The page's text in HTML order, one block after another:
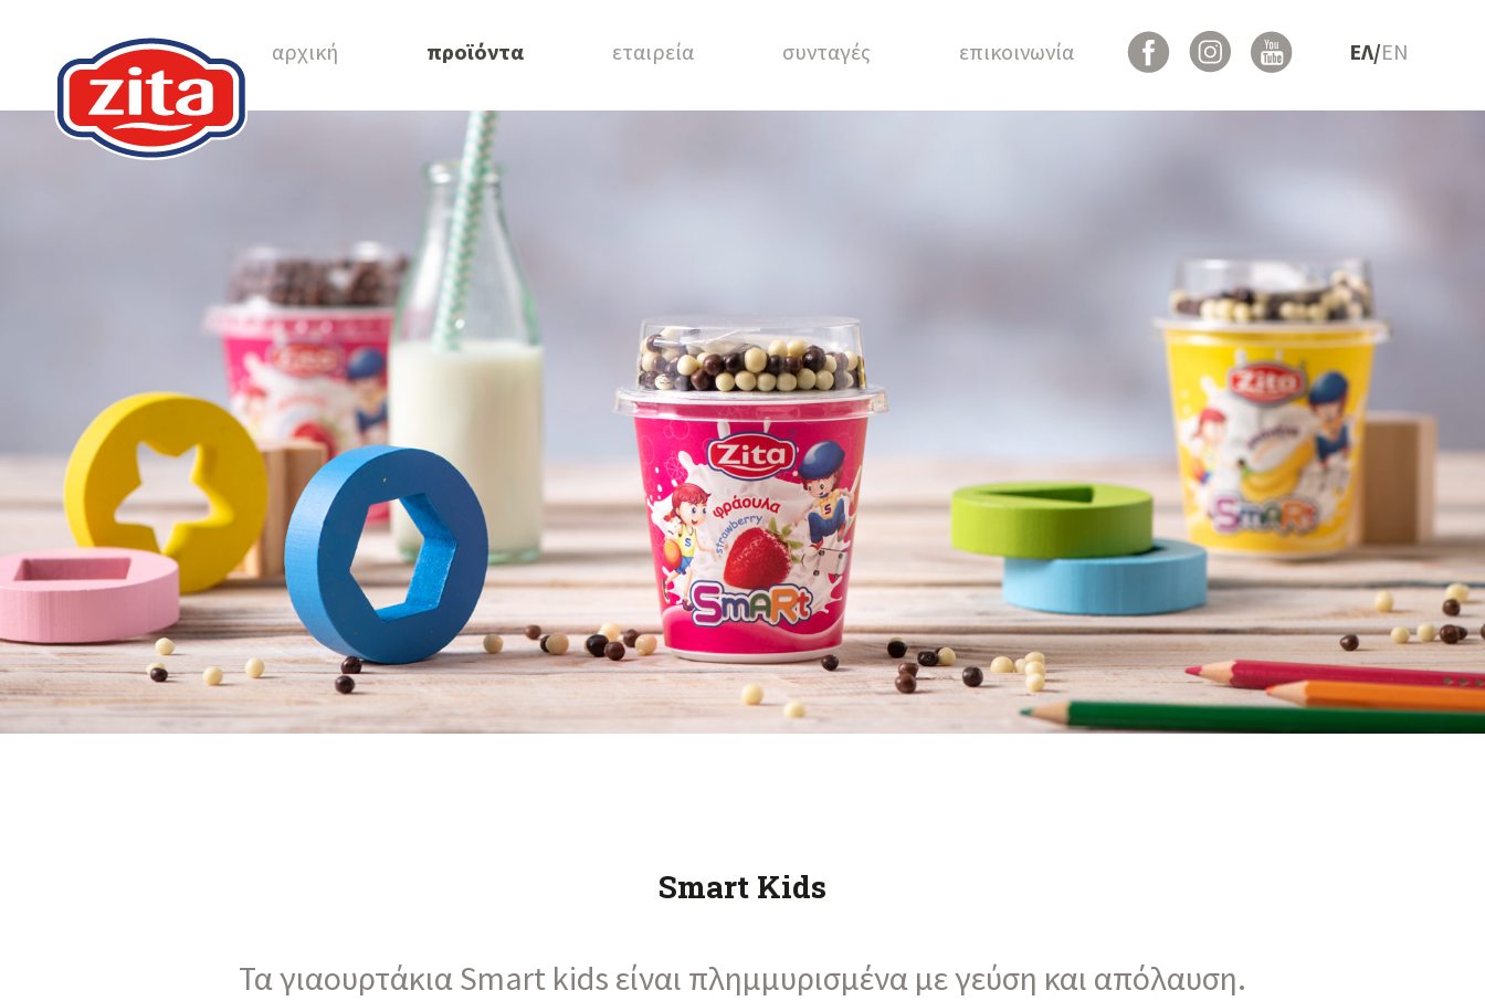
αρχική προϊόντα εταιρεία συνταγές επικοινωνία ΕΛ/EN
Smart Kids
Τα γιαουρτάκια Smart kids είναι πλημμυρισμένα με γεύση και απόλαυση.